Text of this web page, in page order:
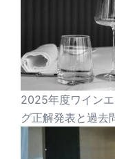
2025年度ワイン
グ正解発表と過去